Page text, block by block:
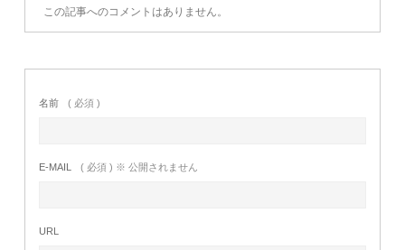
この記事へのコメントはありません。
名前 ( 必須 )
E-MAIL ( 必須 ) ※ 公開されません
URL